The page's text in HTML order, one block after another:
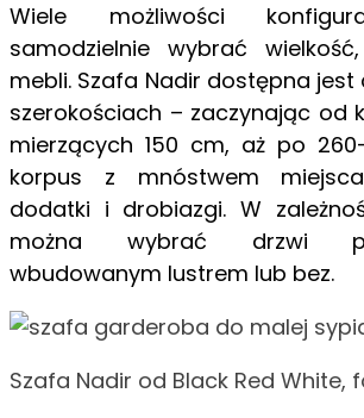
Wiele możliwości
samodzielnie wybrać
mebli. Szafa Nadir dostępna jest
szerokościach – zaczynając od
mierzących 150 cm, aż po
korpus z mnóstwem
dodatki i drobiazgi. W
można wybrać drzwi
wbudowanym lustrem lub bez.
Szafa Nadir od Black Red White,